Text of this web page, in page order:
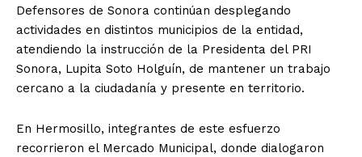
Defensores de Sonora continúan desplegando
actividades en distintos municipios de la entidad,
atendiendo la instrucción de la Presidenta del PRI
Sonora, Lupita Soto Holguín, de mantener un trabajo
cercano a la ciudadanía y presente en territorio.
En Hermosillo, integrantes de este esfuerzo
recorrieron el Mercado Municipal, donde dialogaron